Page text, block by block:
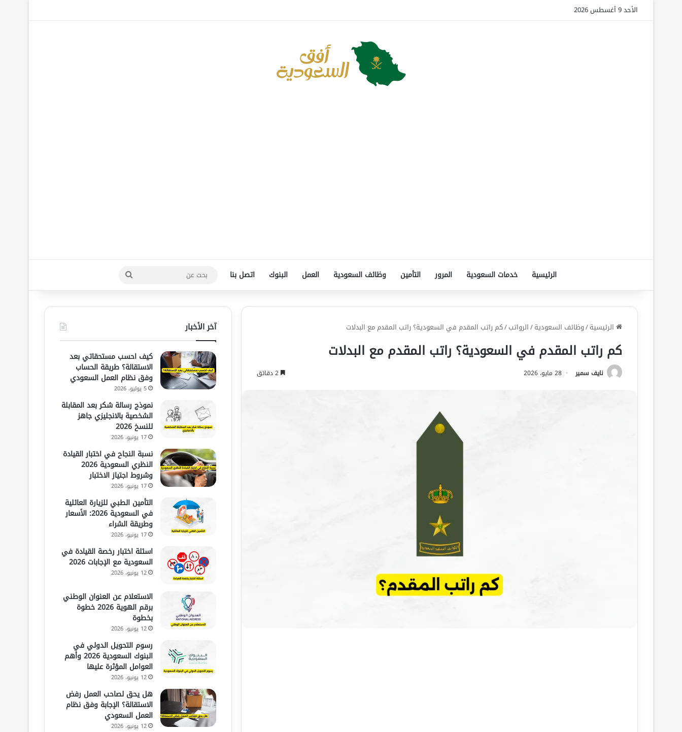
الأحد 9 أغسطس 2026
الرئيسية خدمات السعودية المرور التأمين وظائف السعودية العمل البنوك اتصل بنا
بحث
عن
الرئيسية/وظائف السعودية/الرواتب/كم راتب المقدم في السعودية؟ راتب المقدم مع البدلات
كم راتب المقدم في السعودية؟ راتب المقدم مع البدلات
نايف سمير 28 مايو، 2026
آخر الأخبار
كيف احسب مستحقاتي بعد
الاستقالة؟ طريقة الحساب
وفق نظام العمل السعودي
5 يوليو، 2026
نموذج رسالة شكر بعد المقابلة
الشخصية بالانجليزي جاهز
للنسخ 2026
17 يونيو، 2026
نسبة النجاح في اختبار القيادة
النظري السعودية 2026
وشروط اجتياز الاختبار
17 يونيو، 2026
التأمين الطبي للزيارة العائلية
في السعودية 2026: الأسعار
وطريقة الشراء
17 يونيو، 2026
اسئلة اختبار رخصة القيادة في
السعودية مع الإجابات 2026
12 يونيو، 2026
الاستعلام عن العنوان الوطني
برقم الهوية 2026 خطوة
بخطوة
12 يونيو، 2026
رسوم التحويل الدولي في
البنوك السعودية 2026 وأهم
العوامل المؤثرة عليها
12 يونيو، 2026
هل يحق لصاحب العمل رفض
الاستقالة؟ الإجابة وفق نظام
العمل السعودي
12 يونيو، 2026